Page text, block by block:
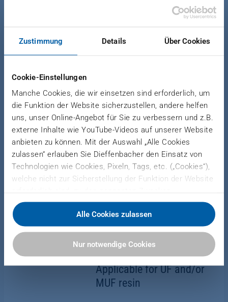
Zustimmung Details Über Cookies
Cookie-Einstellungen
Manche Cookies, die wir einsetzen sind erforderlich, um
die Funktion der Website sicherzustellen, andere helfen
uns, unser Online-Angebot für Sie zu verbessern und z.B.
externe Inhalte wie YouTube-Videos auf unserer Website
anbieten zu können. Mit der Auswahl „Alle Cookies
zulassen“ erlauben Sie Dieffenbacher den Einsatz von
Technologien wie Cookies, Pixeln, Tags, etc. („Cookies“),
welche nicht zur Sicherstellung der Funktion der Website
Dieffenbacher arbeitet hierfür mit Drittanbietern
zusammen und teilt Daten zu Ihrer Nutzung unserer
Website mit diesen. Sie können auswählen, ob Sie alle
Cookies akzeptieren oder nur notwendige Cookies
zulassen. Sie können Ihre Einwilligung zur Verwendung
von Cookies jederzeit in unserer Datenschutzerklärung
anpassen oder widerrufen.
Alle Cookies zulassen
Nur notwendige Cookies
additives directly to wood fibers in the blow line. It
consists of a resin injection tube with steam
sensors and a water booster station for cleaning.
APPLICATION
Applicable for UF and/or
MUF resin